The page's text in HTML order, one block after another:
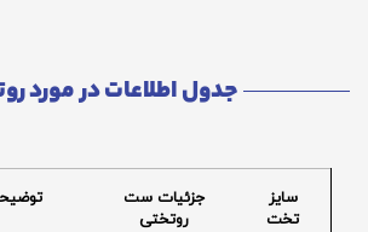
جدول اطلاعات در مورد
سایز
تخت
جزئیات ست
روتختی